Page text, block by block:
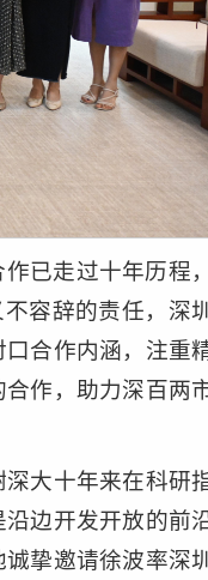
已走过十年历程，
容辞的责任，深
合作内涵，注重
作，助力深百两
大十年来在科研
边开发开放的前
挚邀请徐波率深